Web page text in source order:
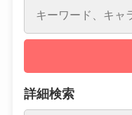
詳細検索